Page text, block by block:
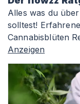
Alles was du
solltest!
Cannabisblüten
Anzeigen